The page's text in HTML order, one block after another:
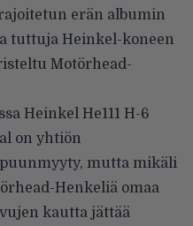
erän albumin
tuttuja Heinkel-koneen
Motörhead-
Heinkel He111 H-6
on yhtiön
mutta mikäli
Henkeliä omaa
kautta jättää